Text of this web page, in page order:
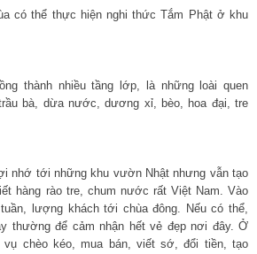
có thể thực hiện nghi thức Tắm Phật ở khu
thành nhiều tầng lớp, là những loài quen
bà, dừa nước, dương xỉ, bèo, hoa đại, tre
nhớ tới những khu vườn Nhật nhưng vẫn tạo
hàng rào tre, chum nước rất Việt Nam. Vào
lượng khách tới chùa đông. Nếu có thể,
thường để cảm nhận hết vẻ đẹp nơi đây. Ở
vụ chèo kéo, mua bán, viết sớ, đổi tiền, tạo